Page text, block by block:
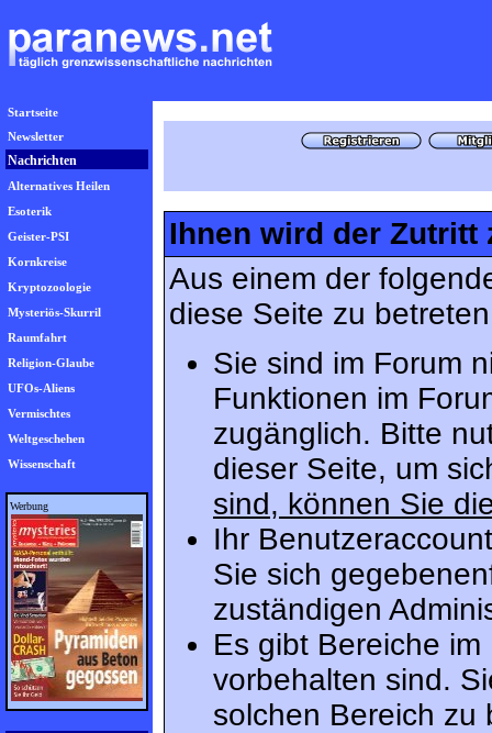
Startseite
Newsletter
Nachrichten
Alternatives Heilen
Esoterik
Geister-PSI
Kornkreise
Kryptozoologie
Mysteriös-Skurril
Raumfahrt
Religion-Glaube
UFOs-Aliens
Vermischtes
Weltgeschehen
Wissenschaft
Werbung
Ihnen wird der Zutritt
Aus einem der
diese Seite zu
Sie sind im Forum
Funktionen im
zugänglich. Bitte
dieser Seite, um
sind, können Sie
Ihr
Sie sich
zuständigen
Es gibt Bereiche
vorbehalten sind.
solchen Bereich zu